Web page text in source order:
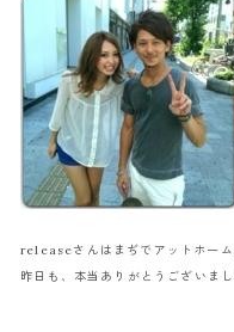
releaseさんはまぢでアットホー
昨日も、本当ありがとうございまし